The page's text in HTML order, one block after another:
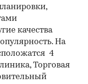
качества
На
4
Торговая